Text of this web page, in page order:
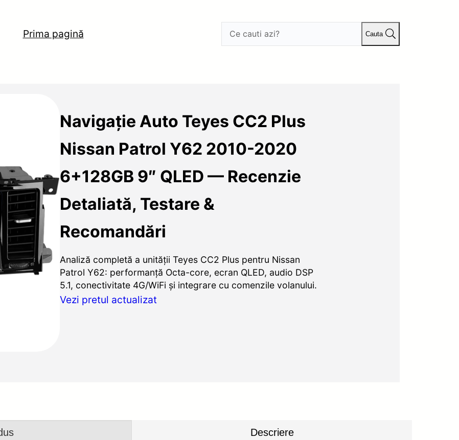
Prima pagină Cauta
Navigație Auto Teyes CC2 Plus
Nissan Patrol Y62 2010-2020
6+128GB 9″ QLED — Recenzie
Detaliată, Testare &
Recomandări
Analiză completă a unității Teyes CC2 Plus pentru Nissan
Patrol Y62: performanță Octa-core, ecran QLED, audio DSP
5.1, conectivitate 4G/WiFi și integrare cu comenzile volanului.
Vezi pretul actualizat
Descriere